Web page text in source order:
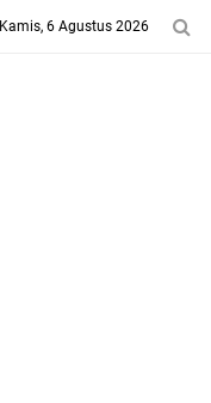
Kamis, 6 Agustus 2026